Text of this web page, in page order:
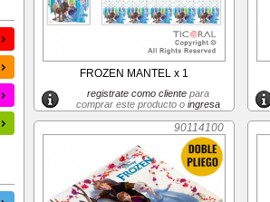
FROZEN MANTEL x 1
registrate como clientepara
comprar este producto o ingresa
90114100